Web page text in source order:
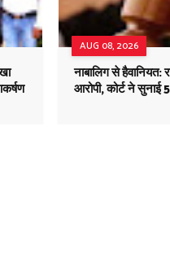
AUG 08, 2026
नाबालिग से हैवानियत:
आरोपी, कोर्ट ने सुनाई